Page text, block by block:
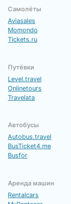
Самолёты
Aviasales
Momondo
Tickets.ru
Путёвки
Level.travel
Onlinetours
Travelata
Автобусы
Autobus.travel
BusTicket4.me
Busfor
Аренда машин
Rentalcars